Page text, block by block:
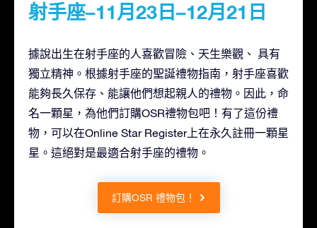
射手座–11月23日–12月21日
據說出生在射手座的人喜歡冒險、天生樂觀、 具有
獨立精神。根據射手座的聖誕禮物指南，射手座喜歡
能夠長久保存、能讓他們想起親人的禮物。因此，命
名一顆星，為他們訂購OSR禮物包吧！有了這份禮
物，可以在Online Star Register上在永久註冊一顆星
星。這絕對是最適合射手座的禮物。
訂購OSR 禮物包！